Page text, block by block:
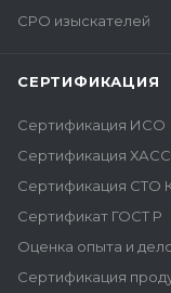
СРО изыскателей
СЕРТИФИКАЦИЯ
Сертификация ИСО
Сертификация
Сертификация СТО
Сертификат ГОСТ Р
Оценка опыта и
Сертификация